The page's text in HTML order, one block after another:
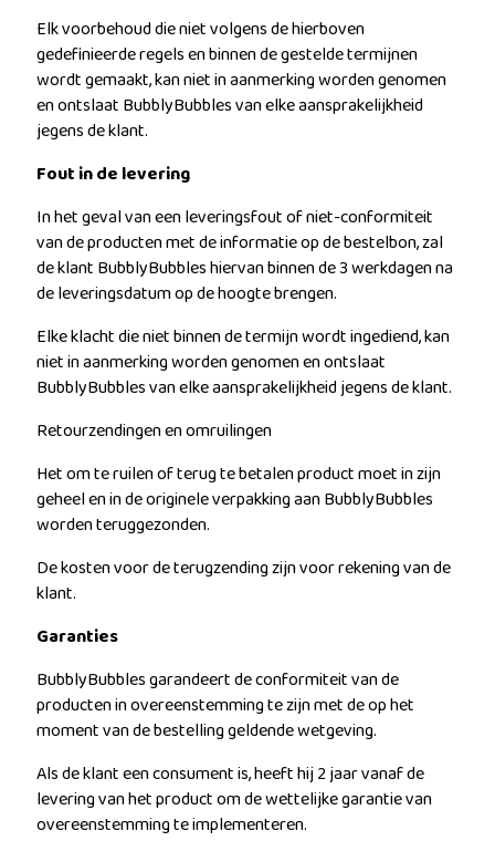
Elk voorbehoud die niet volgens de hierboven
gedefinieerde regels en binnen de gestelde termijnen
wordt gemaakt, kan niet in aanmerking worden genomen
en ontslaat BubblyBubbles van elke aansprakelijkheid
jegens de klant.
Fout in de levering
In het geval van een leveringsfout of niet-conformiteit
van de producten met de informatie op de bestelbon, zal
de klant BubblyBubbles hiervan binnen de 3 werkdagen na
de leveringsdatum op de hoogte brengen.
Elke klacht die niet binnen de termijn wordt ingediend, kan
niet in aanmerking worden genomen en ontslaat
BubblyBubbles van elke aansprakelijkheid jegens de klant.
Retourzendingen en omruilingen
Het om te ruilen of terug te betalen product moet in zijn
geheel en in de originele verpakking aan BubblyBubbles
worden teruggezonden.
De kosten voor de terugzending zijn voor rekening van de
klant.
Garanties
BubblyBubbles garandeert de conformiteit van de
producten in overeenstemming te zijn met de op het
moment van de bestelling geldende wetgeving.
Als de klant een consument is, heeft hij 2 jaar vanaf de
levering van het product om de wettelijke garantie van
overeenstemming te implementeren.